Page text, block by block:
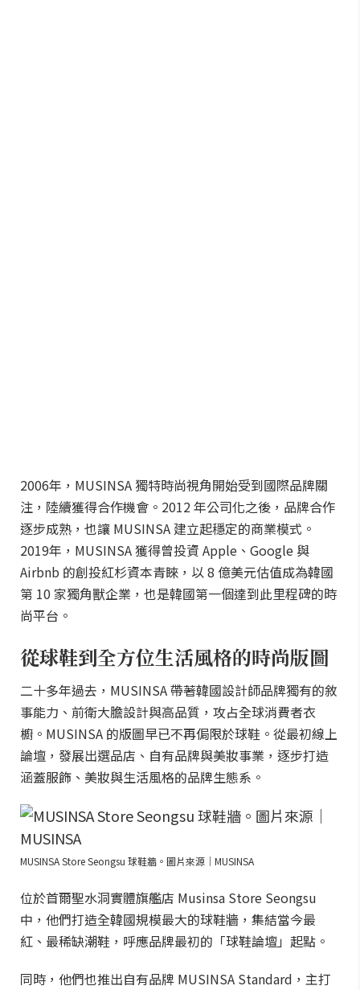
2006年，MUSINSA 獨特時尚視角開始受到國際品牌關
注，陸續獲得合作機會。2012 年公司化之後，品牌合作
逐步成熟，也讓 MUSINSA 建立起穩定的商業模式。
2019年，MUSINSA 獲得曾投資 Apple、Google 與
Airbnb 的創投紅杉資本青睞，以 8 億美元估值成為韓國
第 10 家獨角獸企業，也是韓國第一個達到此里程碑的時
尚平台。
從球鞋到全方位生活風格的時尚版圖
二十多年過去，MUSINSA 帶著韓國設計師品牌獨有的敘
事能力、前衛大膽設計與高品質，攻占全球消費者衣
櫥。MUSINSA 的版圖早已不再侷限於球鞋。從最初線上
論壇，發展出選品店、自有品牌與美妝事業，逐步打造
涵蓋服飾、美妝與生活風格的品牌生態系。
MUSINSA Store Seongsu 球鞋牆。圖片來源｜MUSINSA
位於首爾聖水洞實體旗艦店 Musinsa Store Seongsu
中，他們打造全韓國規模最大的球鞋牆，集結當今最
紅、最稀缺潮鞋，呼應品牌最初的「球鞋論壇」起點。
同時，他們也推出自有品牌 MUSINSA Standard，主打